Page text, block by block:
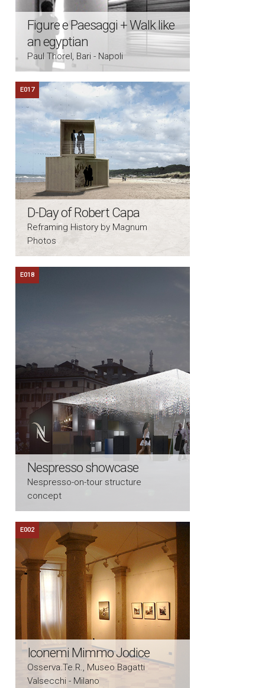
Figure e Paesaggi + Walk like
an egyptian
Paul Thorel, Bari - Napoli
E017
D-Day of Robert Capa
Reframing History by Magnum
Photos
E018
Nespresso showcase
Nespresso-on-tour structure
concept
E002
Iconemi Mimmo Jodice
Osserva.Te.R., Museo Bagatti
Valsecchi - Milano